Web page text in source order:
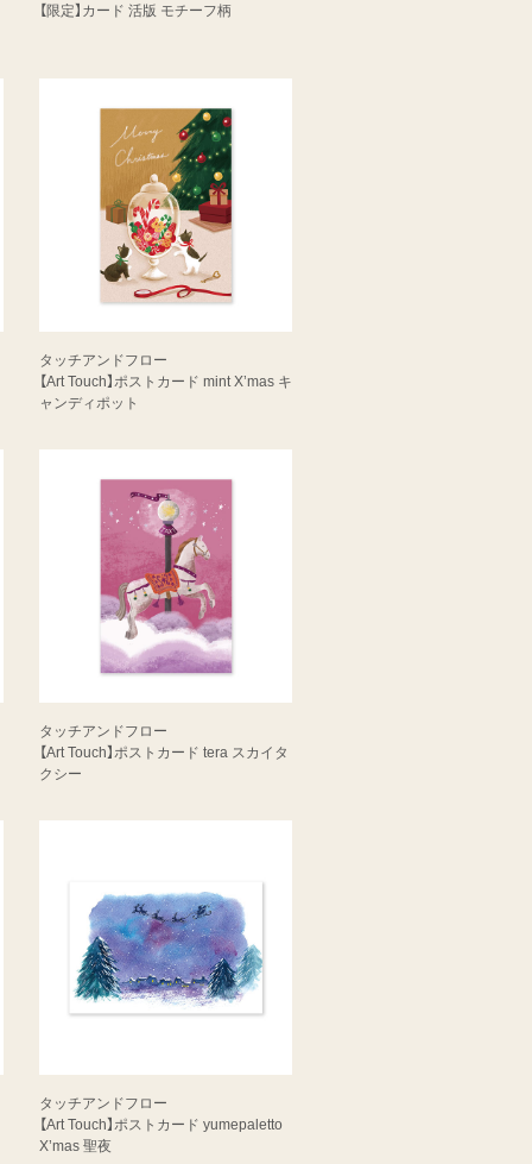
【限定】カード 活版 モチーフ柄
タッチアンドフロー
【Art Touch】ポストカード mint X’mas キ
ャンディポット
タッチアンドフロー
【Art Touch】ポストカード tera スカイタ
クシー
タッチアンドフロー
【Art Touch】ポストカード yumepaletto
X’mas 聖夜